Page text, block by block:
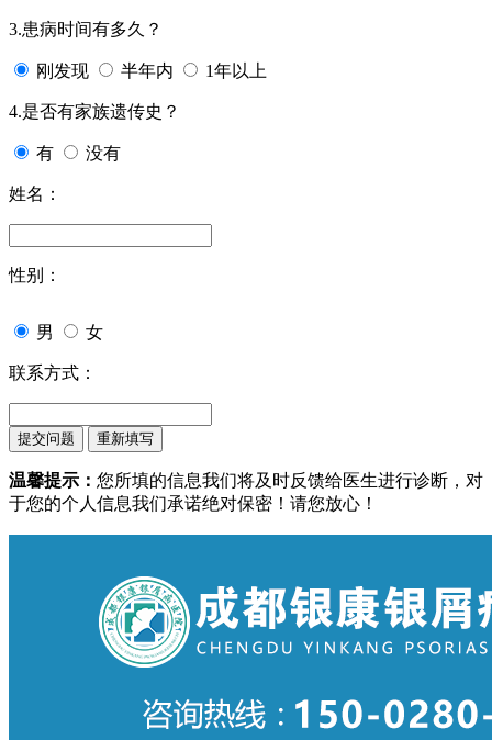
3.患病时间有多久？
刚发现 半年内 1年以上
4.是否有家族遗传史？
有 没有
姓名：
性别：
男 女
联系方式：
温馨提示： 您所填的信息我们将及时反馈给医生进行诊断，对
于您的个人信息我们承诺绝对保密！请您放心！